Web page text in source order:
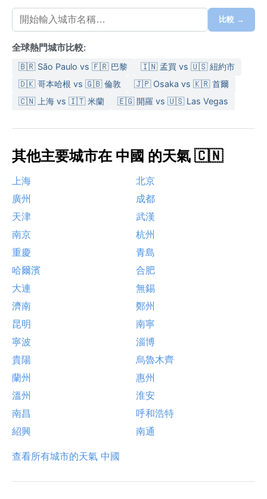
比較 →
全球熱門城市比較:
🇧🇷 São Paulo vs 🇫🇷 巴黎
🇮🇳 孟買 vs 🇺🇸 紐約市
🇩🇰 哥本哈根 vs 🇬🇧 倫敦
🇯🇵 Osaka vs 🇰🇷 首爾
🇨🇳 上海 vs 🇮🇹 米蘭
🇪🇬 開羅 vs 🇺🇸 Las Vegas
其他主要城市在 中國 的天氣 🇨🇳
上海
北京
廣州
成都
天津
武漢
南京
杭州
重慶
青島
哈爾濱
合肥
大連
無錫
濟南
鄭州
昆明
南寧
寧波
淄博
貴陽
烏魯木齊
蘭州
惠州
溫州
淮安
南昌
呼和浩特
紹興
南通
查看所有城市的天氣 中國